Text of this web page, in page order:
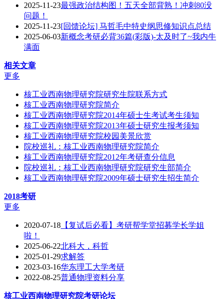
2025-11-23最强政治结构图！五天全部背熟！冲刺80没
问题！
2025-11-23[回馈论坛] 马哲毛中特史纲思修知识点总结
2025-06-03新概念考研必背36篇(彩版)-太及时了~我内牛
满面
相关文章
更多
核工业西南物理研究院研究生院联系方式
核工业西南物理研究院简介
核工业西南物理研究院2014年硕士生考试考生须知
核工业西南物理研究院2013年硕士研究生报考须知
核工业西南物理研究院校园美景欣赏
院校巡礼：核工业西南物理研究院简介
核工业西南物理研究院2012年考研查分信息
院校巡礼：核工业西南物理研究院研究生部简介
核工业西南物理研究院2009年硕士研究生招生简介
2018考研
更多
2020-07-18 【复试后必看】考研帮学堂招募学长学姐
啦！
2025-06-22北科大，科哲
2025-01-29求解答
2023-03-16华东理工大学考研
2022-08-25普通物理资料分享
核工业西南物理研究院考研论坛